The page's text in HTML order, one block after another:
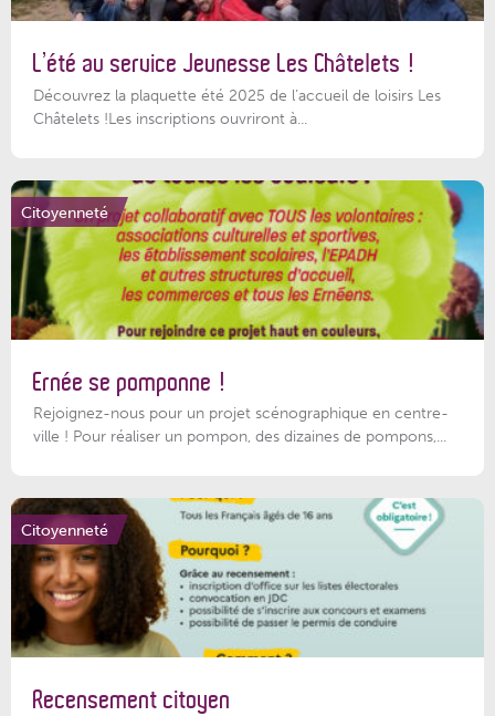
L’été au service Jeunesse Les Châtelets !
Découvrez la plaquette été 2025 de l’accueil de loisirs Les
Châtelets !Les inscriptions ouvriront à...
Citoyenneté
Ernée se pomponne !
Rejoignez-nous pour un projet scénographique en centre-
ville ! Pour réaliser un pompon, des dizaines de pompons,...
Citoyenneté
Recensement citoyen